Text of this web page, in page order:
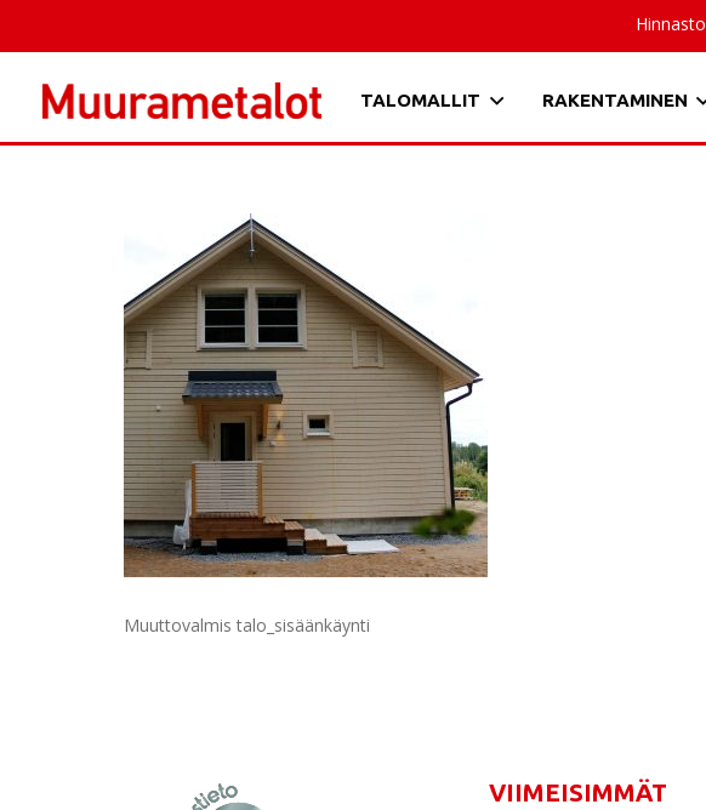
Hinnasto
TALOMALLIT RAKENTAMINEN
Muuttovalmis talo_sisäänkäynti
VIIMEISIMMÄT